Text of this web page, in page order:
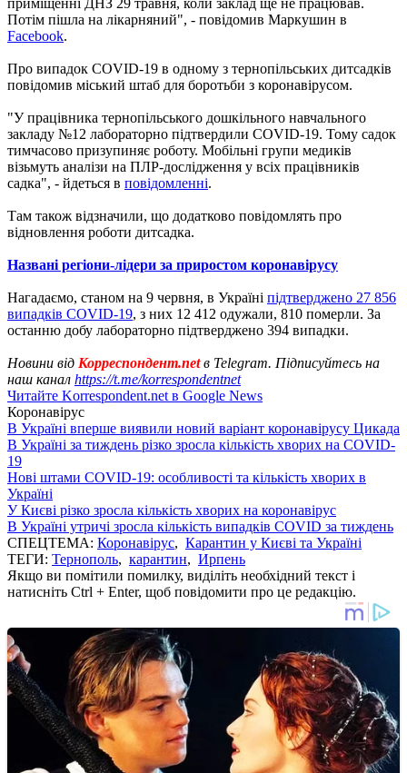
Потім пішла на лікарняний", - повідомив Маркушин в
Facebook.
Про випадок COVID-19 в одному з тернопільських дитсадків
повідомив міський штаб для боротьби з коронавірусом.
"У працівника тернопільського дошкільного навчального
закладу №12 лабораторно підтвердили COVID-19. Тому садок
тимчасово призупиняє роботу. Мобільні групи медиків
візьмуть аналізи на ПЛР-дослідження у всіх працівників
садка", - йдеться в повідомленні.
Там також відзначили, що додатково повідомлять про
відновлення роботи дитсадка.
Названі регіони-лідери за приростом коронавірусу
Нагадаємо, станом на 9 червня, в Україні підтверджено 27 856
випадків COVID-19, з них 12 412 одужали, 810 померли. За
останню добу лабораторно підтверджено 394 випадки.
Новини від Корреспондент.netв Telegram. Підписуйтесь на
наш канал https://t.me/korrespondentnet
Читайте Korrespondent.net в Google News
Коронавірус
В Україні вперше виявили новий варіант коронавірусу Цикада
В Україні за тиждень різко зросла кількість хворих на COVID-
19
Нові штами COVID-19: особливості та кількість хворих в
Україні
У Києві різко зросла кількість хворих на коронавірус
В Україні утричі зросла кількість випадків COVID за тиждень
СПЕЦТЕМА: Коронавірус, Карантин у Києві та Україні
ТЕГИ: Тернополь, карантин, Ирпень
Якщо ви помітили помилку, виділіть необхідний текст і
натисніть Ctrl + Enter, щоб повідомити про це редакцію.